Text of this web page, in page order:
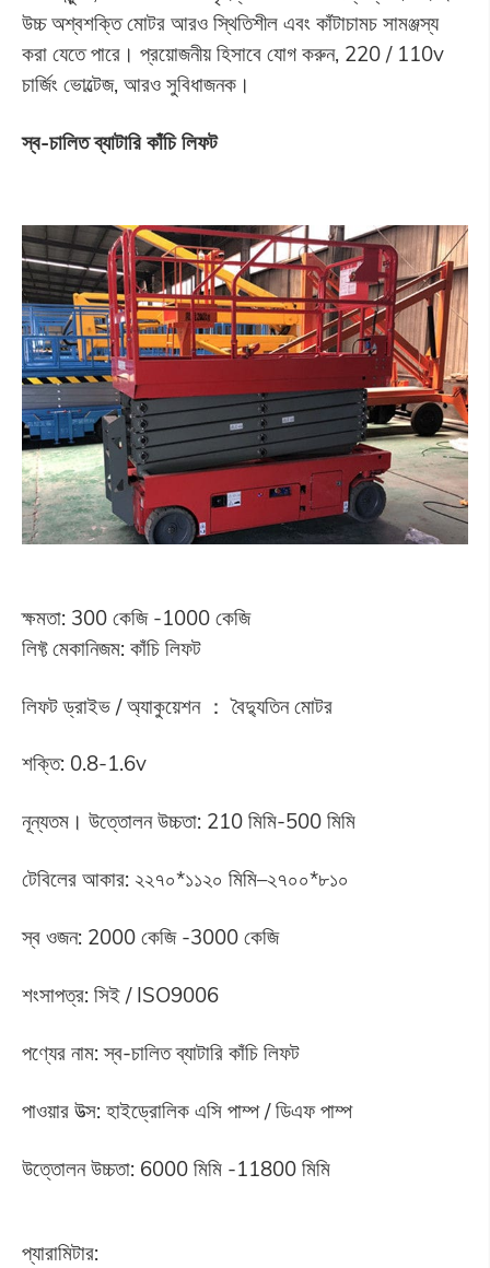
উচ্চ অশ্বশক্তি মোটর আরও স্থিতিশীল এবং কাঁটাচামচ সামঞ্জস্য
করা যেতে পারে। প্রয়োজনীয় হিসাবে যোগ করুন, 220 / 110v
চার্জিং ভোল্টেজ, আরও সুবিধাজনক।
স্ব-চালিত ব্যাটারি কাঁচি লিফট
ক্ষমতা: 300 কেজি -1000 কেজি
লিফ্ট মেকানিজম: কাঁচি লিফট
লিফট ড্রাইভ / অ্যাকুয়েশন ： বৈদ্যুতিন মোটর
শক্তি: 0.8-1.6v
নূন্যতম। উত্তোলন উচ্চতা: 210 মিমি-500 মিমি
টেবিলের আকার: ২২৭০*১১২০ মিমি–২৭০০*৮১০
স্ব ওজন: 2000 কেজি -3000 কেজি
শংসাপত্র: সিই / ISO9006
পণ্যের নাম: স্ব-চালিত ব্যাটারি কাঁচি লিফট
পাওয়ার উত্স: হাইড্রোলিক এসি পাম্প / ডিএফ পাম্প
উত্তোলন উচ্চতা: 6000 মিমি -11800 মিমি
প্যারামিটার: